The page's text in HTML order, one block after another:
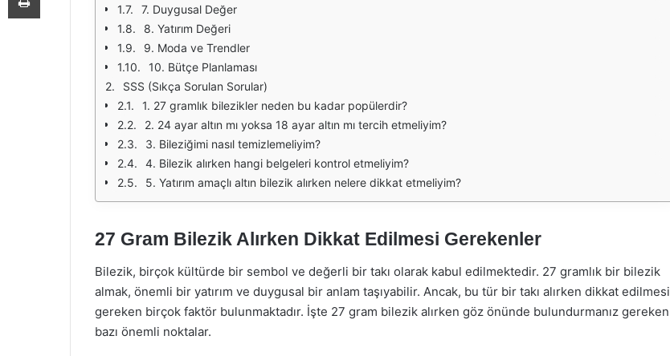
7. Duygusal Değer
8. Yatırım Değeri
9. Moda ve Trendler
10. Bütçe Planlaması
SSS (Sıkça Sorulan Sorular)
1. 27 gramlık bilezikler neden bu kadar popülerdir?
2. 24 ayar altın mı yoksa 18 ayar altın mı tercih etmeliyim?
3. Bileziğimi nasıl temizlemeliyim?
4. Bilezik alırken hangi belgeleri kontrol etmeliyim?
5. Yatırım amaçlı altın bilezik alırken nelere dikkat etmeliyim?
27 Gram Bilezik Alırken Dikkat Edilmesi Gerekenler
Bilezik, birçok kültürde bir sembol ve değerli bir takı olarak kabul edilmektedir. 27 gramlık bir bilezik
almak, önemli bir yatırım ve duygusal bir anlam taşıyabilir. Ancak, bu tür bir takı alırken dikkat edilmesi
gereken birçok faktör bulunmaktadır. İşte 27 gram bilezik alırken göz önünde bulundurmanız gereken
bazı önemli noktalar.